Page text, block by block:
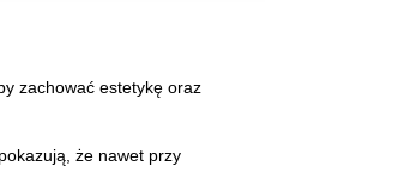
zachować estetykę oraz
że nawet przy